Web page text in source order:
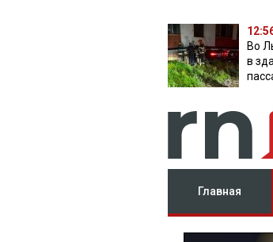
Во
в
Главная